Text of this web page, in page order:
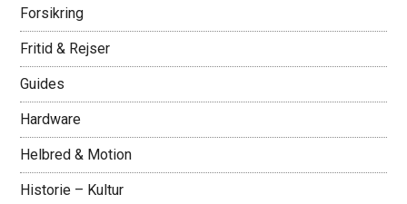
Forsikring
Fritid & Rejser
Guides
Hardware
Helbred & Motion
Historie – Kultur